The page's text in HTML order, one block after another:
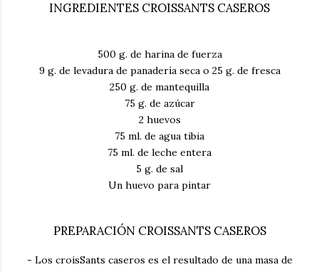
INGREDIENTES CROISSANTS CASEROS
500 g. de harina de fuerza
9 g. de levadura de panadería seca o 25 g. de fresca
250 g. de mantequilla
75 g. de azúcar
2 huevos
75 ml. de agua tibia
75 ml. de leche entera
5 g. de sal
Un huevo para pintar
PREPARACIÓN CROISSANTS CASEROS
- Los croisSants caseros es el resultado de una masa de